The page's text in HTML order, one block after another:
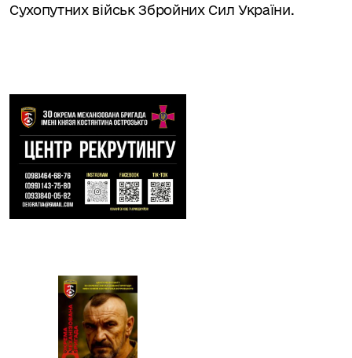
Сухопутних військ Збройних Сил України.